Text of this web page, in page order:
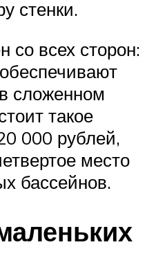
стенки.
со всех сторон:
сложенном
такое
000 рублей,
место
бассейнов.